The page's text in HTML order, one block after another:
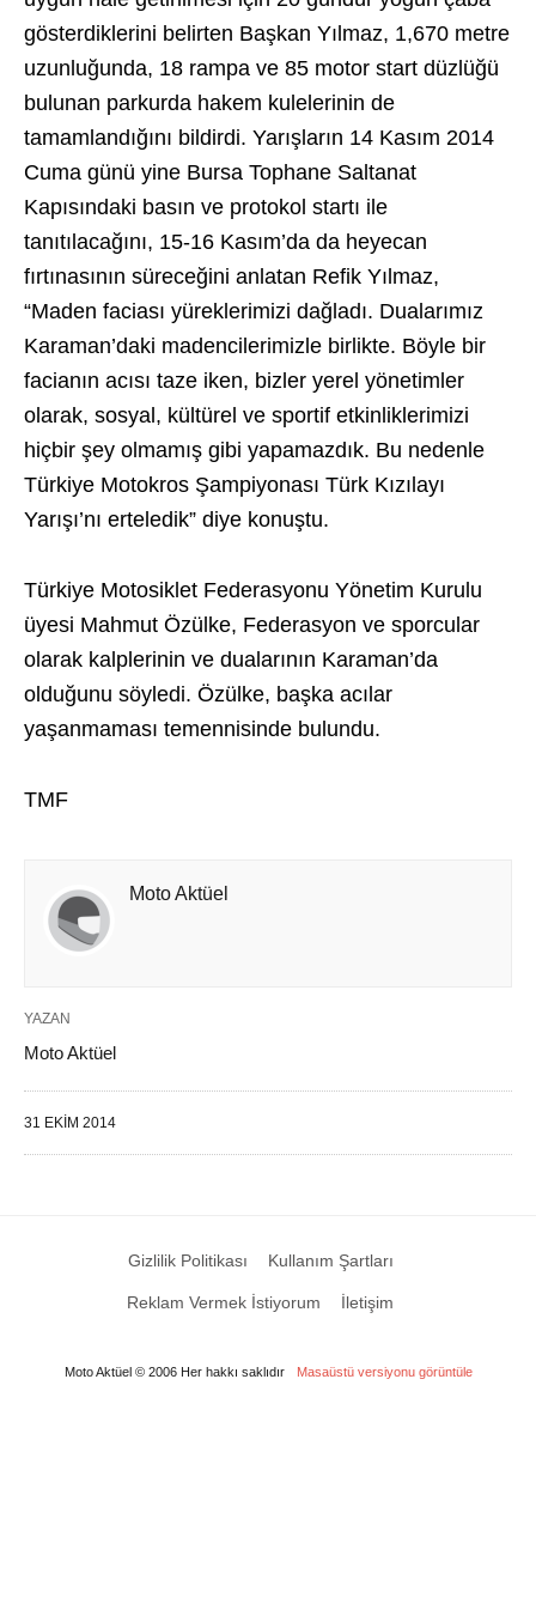
gösterdiklerini belirten Başkan Yılmaz, 1,670 metre
uzunluğunda, 18 rampa ve 85 motor start düzlüğü
bulunan parkurda hakem kulelerinin de
tamamlandığını bildirdi. Yarışların 14 Kasım 2014
Cuma günü yine Bursa Tophane Saltanat
Kapısındaki basın ve protokol startı ile
tanıtılacağını, 15-16 Kasım’da da heyecan
fırtınasının süreceğini anlatan Refik Yılmaz,
“Maden faciası yüreklerimizi dağladı. Dualarımız
Karaman’daki madencilerimizle birlikte. Böyle bir
facianın acısı taze iken, bizler yerel yönetimler
olarak, sosyal, kültürel ve sportif etkinliklerimizi
hiçbir şey olmamış gibi yapamazdık. Bu nedenle
Türkiye Motokros Şampiyonası Türk Kızılayı
Yarışı’nı erteledik” diye konuştu.
Türkiye Motosiklet Federasyonu Yönetim Kurulu
üyesi Mahmut Özülke, Federasyon ve sporcular
olarak kalplerinin ve dualarının Karaman’da
olduğunu söyledi. Özülke, başka acılar
yaşanmaması temennisinde bulundu.
TMF
Moto Aktüel
YAZAN
Moto Aktüel
31 EKIM 2014
Gizlilik Politikası Kullanım Şartları
Reklam Vermek İstiyorum İletişim
Moto Aktüel © 2006 Her hakkı saklıdır Masaüstü versiyonu görüntüle